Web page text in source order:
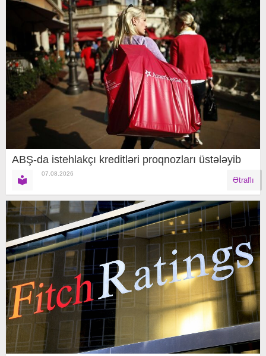
ABŞ-da istehlakçı kreditləri proqnozları üstələyib
07.08.2026
Ətraflı